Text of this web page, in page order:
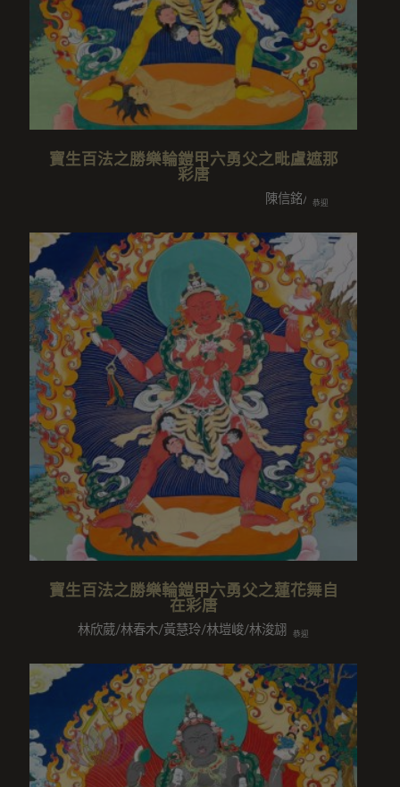
寶生百法之勝樂輪鎧甲六勇父之毗盧遮那
彩唐
陳信銘/李文琪/陳鈺喬闔家/
恭迎
寶生百法之勝樂輪鎧甲六勇父之蓮花舞自
在彩唐
林欣葳/林春木/黃慧玲/林塏峻/林浚翃 恭迎